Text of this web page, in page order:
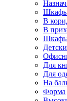
В
В
Для
Для
На
Форма